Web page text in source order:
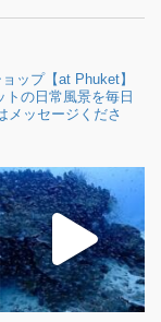
ップ【at Phuket】
の日常風景を毎日
メッセージくださ